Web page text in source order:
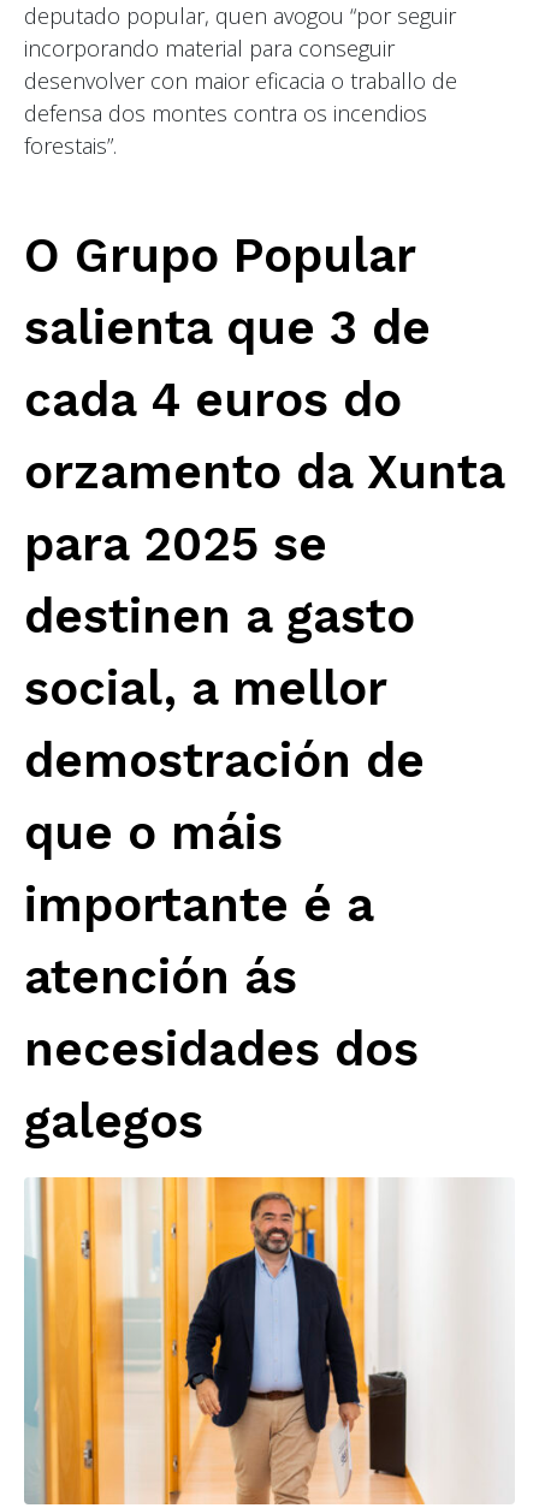
deputado popular, quen avogou “por seguir
incorporando material para conseguir
desenvolver con maior eficacia o traballo de
defensa dos montes contra os incendios
forestais”.
O Grupo Popular
salienta que 3 de
cada 4 euros do
orzamento da Xunta
para 2025 se
destinen a gasto
social, a mellor
demostración de
que o máis
importante é a
atención ás
necesidades dos
galegos